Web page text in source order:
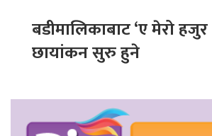
बडीमालिकाबाट ‘ए मेरो
छायांकन सुरु हुने